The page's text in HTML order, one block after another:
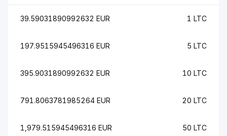
39.59031890992632 EUR 1 LTC
197.9515945496316 EUR 5 LTC
395.9031890992632 EUR 10 LTC
791.8063781985264 EUR 20 LTC
1,979.515945496316 EUR 50 LTC